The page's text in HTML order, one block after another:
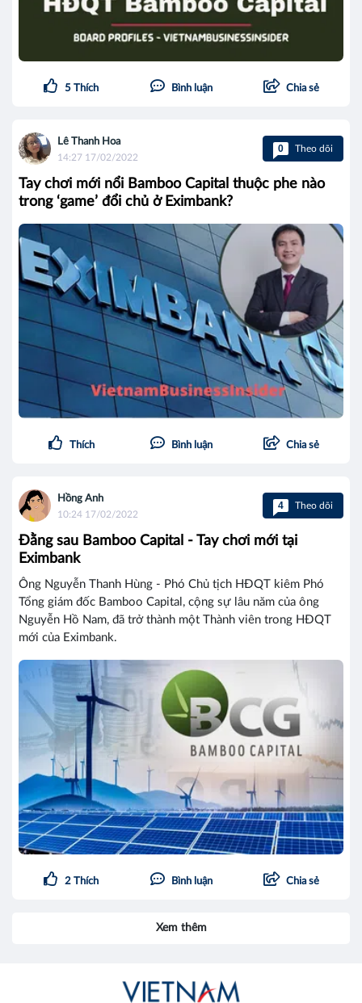
5 Thích Bình luận Chia sẻ
Lê Thanh Hoa
14:27 17/02/2022
0 Theo dõi
Tay chơi mới nổi Bamboo Capital thuộc phe nào
trong ‘game’ đổi chủ ở Eximbank?
Thích Bình luận Chia sẻ
Hồng Anh
10:24 17/02/2022
4 Theo dõi
Đằng sau Bamboo Capital - Tay chơi mới tại
Eximbank
Ông Nguyễn Thanh Hùng - Phó Chủ tịch HĐQT kiêm Phó
Tổng giám đốc Bamboo Capital, cộng sự lâu năm của ông
Nguyễn Hồ Nam, đã trở thành một Thành viên trong HĐQT
mới của Eximbank.
2 Thích Bình luận Chia sẻ
Xem thêm